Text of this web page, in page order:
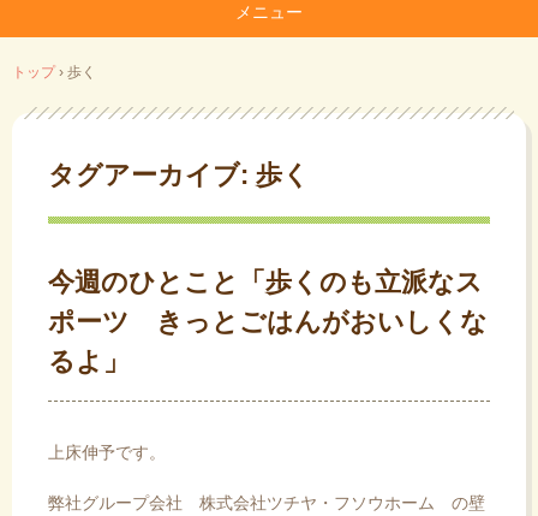
メニュー
ン
テ
トップ › 歩く
タグアーカイブ: 歩く
今週のひとこと「歩くのも立派なス
ポーツ きっとごはんがおいしくな
るよ」
上床伸予です。
弊社グループ会社 株式会社ツチヤ・フソウホーム
の壁